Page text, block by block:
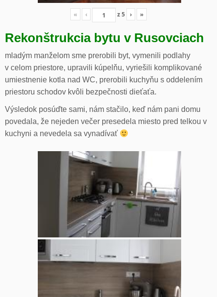
« ‹ z5 › »
Rekonštrukcia bytu v Rusovciach
mladým manželom sme prerobili byt, vymenili podlahy
v celom priestore, upravili kúpelňu, vyriešili komplikované
umiestnenie kotla nad WC, prerobili kuchyňu s oddelením
priestoru schodov kvôli bezpečnosti dieťaťa.
Výsledok posúďte sami, nám stačilo, keď nám pani domu
povedala, že nejeden večer presedela miesto pred telkou v
kuchyni a nevedela sa vynadívať